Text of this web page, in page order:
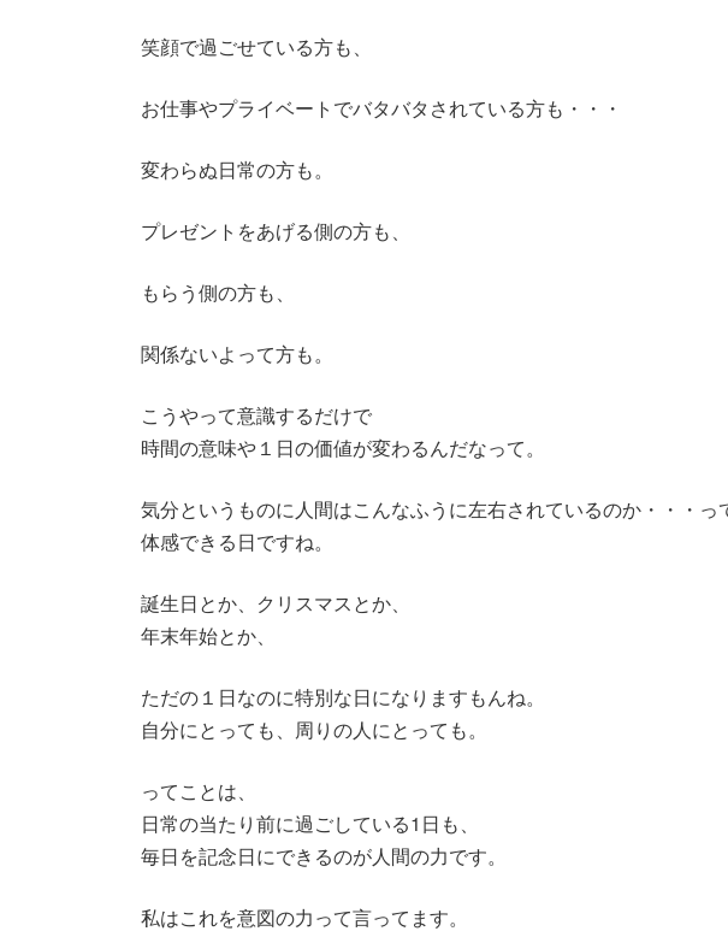
笑顔で過ごせている方も、
お仕事やプライベートでバタバタされている方も・・・
変わらぬ日常の方も。
プレゼントをあげる側の方も、
もらう側の方も、
関係ないよって方も。
こうやって意識するだけで
時間の意味や１日の価値が変わるんだなって。
気分というものに人間はこんなふうに左右されているのか・・・っ
体感できる日ですね。
誕生日とか、クリスマスとか、
年末年始とか、
ただの１日なのに特別な日になりますもんね。
自分にとっても、周りの人にとっても。
ってことは、
日常の当たり前に過ごしている1日も、
毎日を記念日にできるのが人間の力です。
私はこれを意図の力って言ってます。